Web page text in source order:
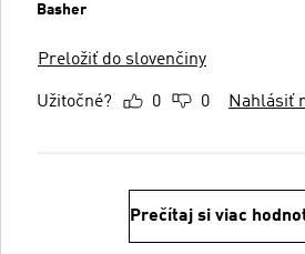
Basher
Preložiť do slovenčiny
Užitočné? 0 0 Nahlásiť
Prečítaj si viac